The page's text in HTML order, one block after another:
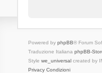
Powered by phpBB® Forum
Traduzione Italiana phpBB-
Style we_universalcreated by
Privacy Condizioni